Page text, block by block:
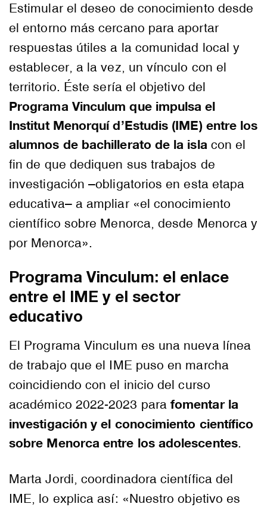
Estimular el deseo de conocimiento desde
el entorno más cercano para aportar
respuestas útiles a la comunidad local y
establecer, a la vez, un vínculo con el
territorio. Éste sería el objetivo del
Programa Vinculum que impulsa el
Institut Menorquí d’Estudis (IME) entre los
alumnos de bachillerato de la isla con el
fin de que dediquen sus trabajos de
investigación –obligatorios en esta etapa
educativa– a ampliar «el conocimiento
científico sobre Menorca, desde Menorca y
por Menorca».
Programa Vinculum: el enlace
entre el IME y el sector
educativo
El Programa Vinculum es una nueva línea
de trabajo que el IME puso en marcha
coincidiendo con el inicio del curso
académico 2022-2023 para fomentar la
investigación y el conocimiento científico
sobre Menorca entre los adolescentes.
Marta Jordi, coordinadora científica del
IME, lo explica así: «Nuestro objetivo es